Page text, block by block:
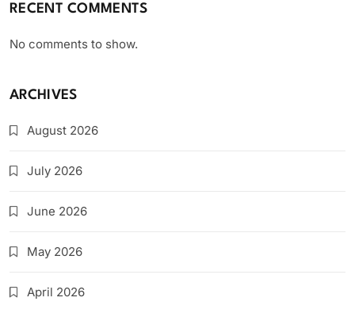
RECENT COMMENTS
No comments to show.
ARCHIVES
August 2026
July 2026
June 2026
May 2026
April 2026